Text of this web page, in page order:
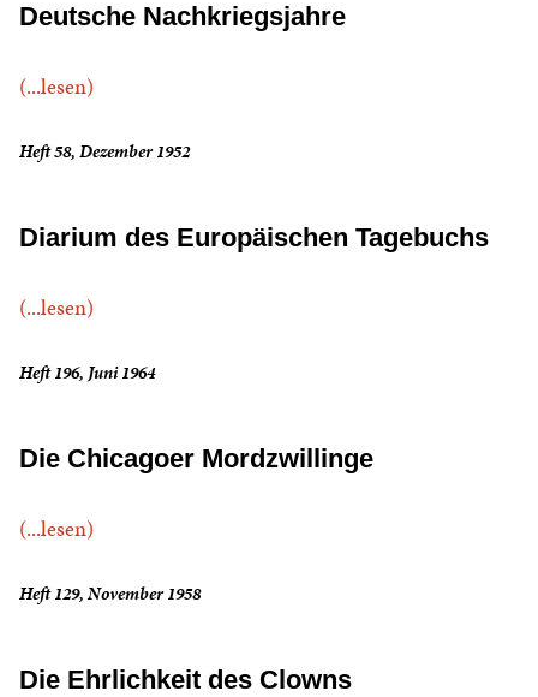
Deutsche Nachkriegsjahre
(...lesen)
Heft 58, Dezember 1952
Diarium des Europäischen Tagebuchs
(...lesen)
Heft 196, Juni 1964
Die Chicagoer Mordzwillinge
(...lesen)
Heft 129, November 1958
Die Ehrlichkeit des Clowns